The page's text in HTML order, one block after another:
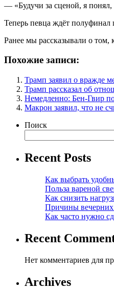
— «Будучи за сценой, я понял,
Теперь певца ждёт полуфинал
Ранее мы рассказывали о
Похожие записи:
Трамп заявил о вражде
Трамп рассказал об
Немедленно: Бен-Гвир
Макрон заявил, что не
Поиск
Recent Posts
Как выбрать
Польза вареной
Как снизить
Причины
Как часто нужно
Recent
Нет комментариев для
Archives